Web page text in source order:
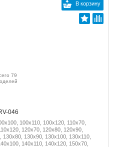
В корзину
79
046
100x110, 100x120, 110x70,
120x70, 120x80, 120x90,
130x90, 130x100, 130x110,
140x110, 140x120, 150x70,